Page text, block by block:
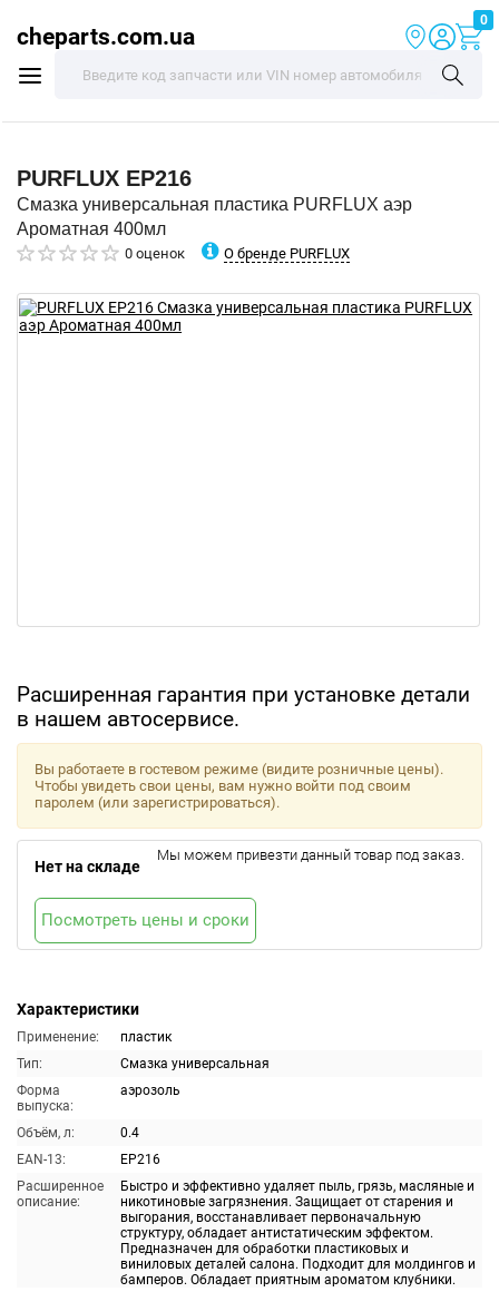
cheparts.com.ua
0
PURFLUX EP216
Смазка универсальная пластика PURFLUX аэр
Ароматная 400мл
0 оценок О бренде PURFLUX
Расширенная гарантия при установке детали
в нашем автосервисе.
Характеристики
Применение:
пластик
Тип:
Смазка универсальная
Форма
выпуска:
аэрозоль
Объём, л:
0.4
EAN-13:
EP216
Расширенное
описание:
Быстро и эффективно удаляет пыль, грязь, масляные и
никотиновые загрязнения. Защищает от старения и
выгорания, восстанавливает первоначальную
структуру, обладает антистатическим эффектом.
Предназначен для обработки пластиковых и
виниловых деталей салона. Подходит для молдингов и
бамперов. Обладает приятным ароматом клубники.
Вы работаете в гостевом режиме (видите розничные цены).
Чтобы увидеть свои цены, вам нужно войти под своим
паролем (или зарегистрироваться).
Нет на складе
Мы можем привезти данный товар под заказ.
Посмотреть цены и сроки